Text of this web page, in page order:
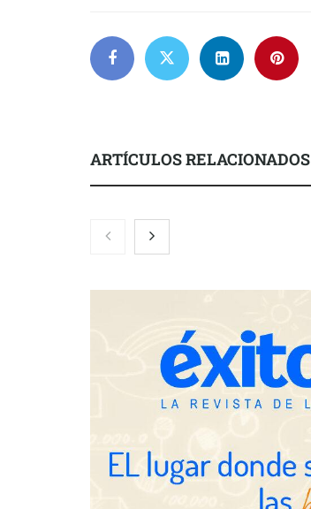
ARTÍCULOS RELACIONADOS
Toro Tapas inaugura su Raw Bar:
una experiencia desde mediodía
hasta el anochecer con cocina
Eulalia Roig lanza ‘The Journal’,
una revista digital mensual de